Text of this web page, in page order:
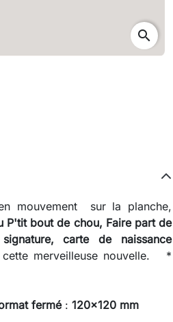
search
mouvement sur la planche,
P'tit bout de chou, Faire part de
carte de naissance
merveilleuse nouvelle. *
fermé: 120x120 mm